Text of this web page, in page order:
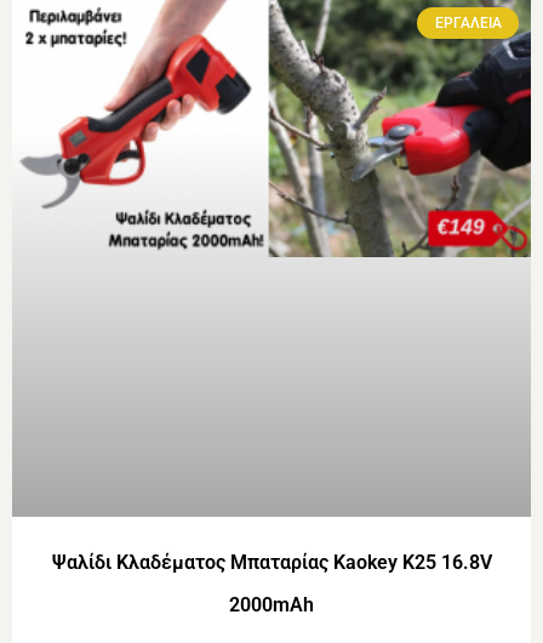
ΕΡΓΑΛΕΙΑ
Ψαλίδι Κλαδέματος Μπαταρίας Kaokey K25 16.8V
2000mAh